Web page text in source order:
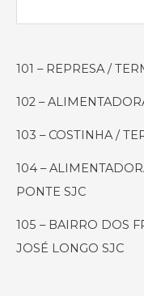
101 – REPRESA /
102 –
103 – COSTINHA /
104 –
PONTE SJC
105 – BAIRRO DOS
JOSÉ LONGO SJC